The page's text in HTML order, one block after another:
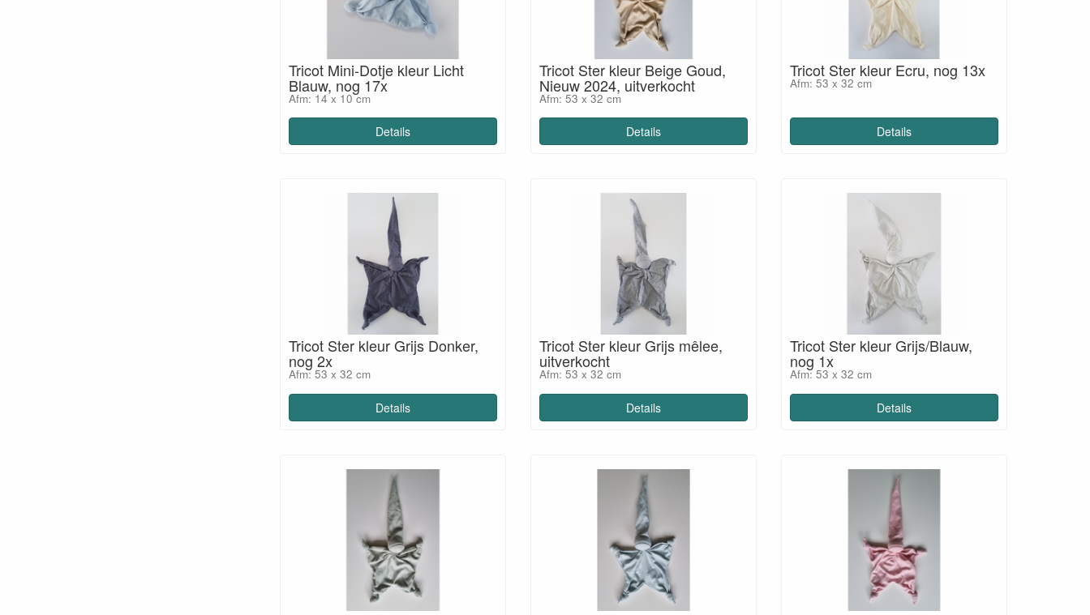
Tricot Mini-Dotje kleur Licht
Blauw, nog 17x
Afm: 14 x 10 cm
Details
Tricot Ster kleur Beige Goud,
Nieuw 2024, uitverkocht
Afm: 53 x 32 cm
Details
Tricot Ster kleur Ecru, nog 13x
Afm: 53 x 32 cm
Details
Tricot Ster kleur Grijs Donker,
nog 2x
Afm: 53 x 32 cm
Details
Tricot Ster kleur Grijs mêlee,
uitverkocht
Afm: 53 x 32 cm
Details
Tricot Ster kleur Grijs/Blauw,
nog 1x
Afm: 53 x 32 cm
Details